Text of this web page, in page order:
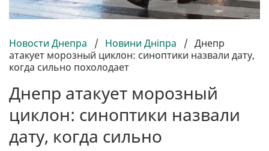
Новости Днепра / Новини Дніпра / Днепр
атакует морозный циклон: синоптики назвали дату,
когда сильно похолодает
Днепр атакует морозный
циклон: синоптики назвали
дату, когда сильно